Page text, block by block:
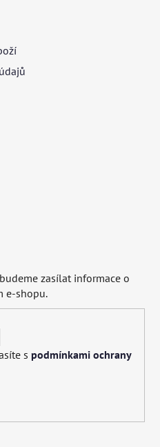
zasílat informace o
e-shopu.
s podmínkami ochrany